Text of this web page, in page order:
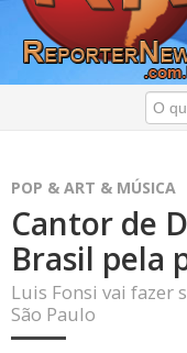
POP & ART & MÚSICA
Cantor de
Brasil pela
Luis Fonsi vai fazer
São Paulo